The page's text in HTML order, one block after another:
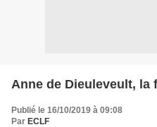
Anne de Dieuleveult, la
Publié le 16/10/2019 à 09:08
Par ECLF